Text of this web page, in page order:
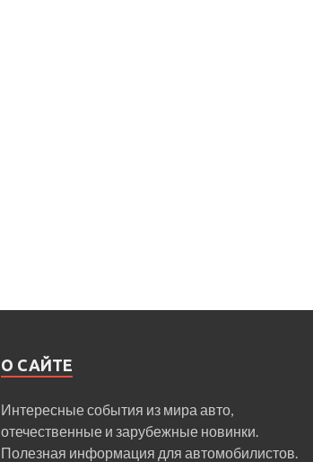
О САЙТЕ
Интересные события из мира авто,
отечественные и зарубежные новинки.
Полезная информация для автомобилистов.